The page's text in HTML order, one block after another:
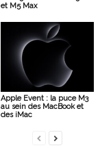
et M5 Max
Apple Event : la puce M3
au sein des MacBook et
des iMac